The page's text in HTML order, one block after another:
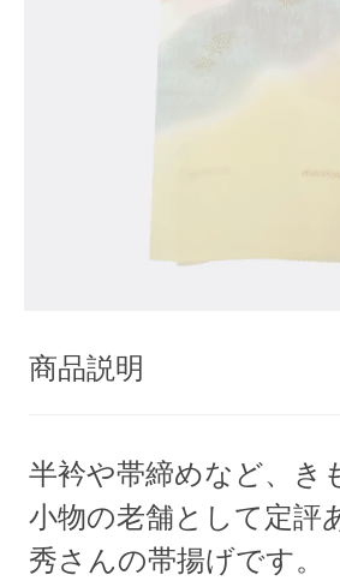
商品説明
半衿や帯締めなど、き
小物の老舗として定評
秀さんの帯揚げです。